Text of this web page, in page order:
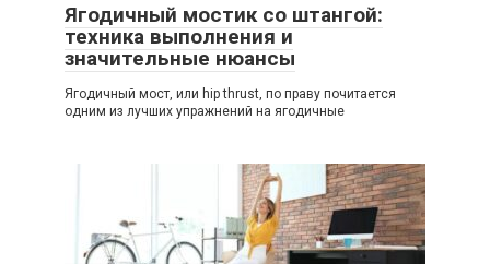
Ягодичный мостик со штангой:
техника выполнения и
значительные нюансы
Ягодичный мост, или hip thrust, по праву почитается
одним из лучших упражнений на ягодичные